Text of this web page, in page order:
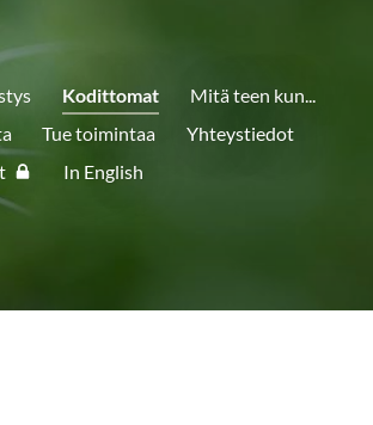
Kodittomat
Mitä teen kun...
Tue toimintaa
Yhteystiedot
In English